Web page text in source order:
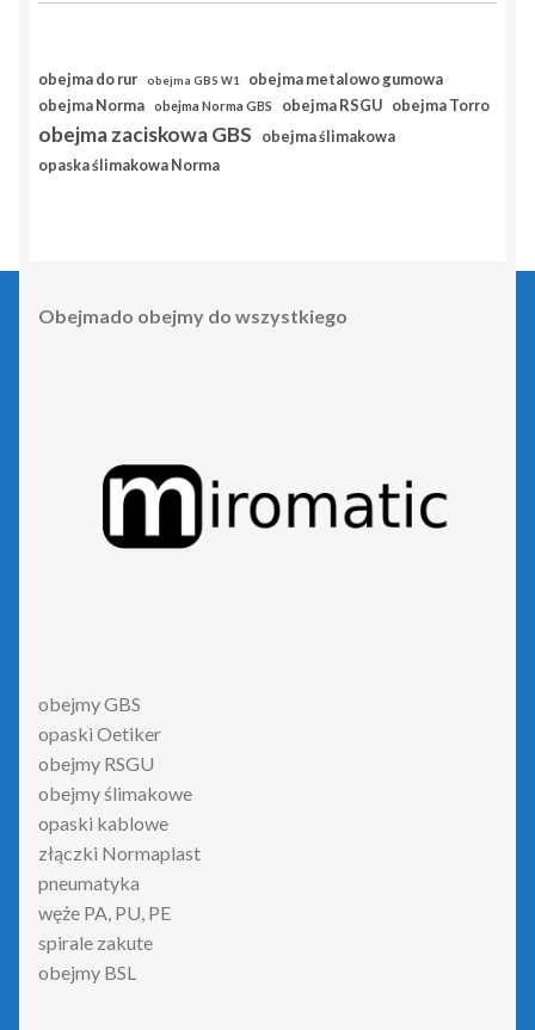
obejma do rur obejma GBS W1 obejma metalowo gumowa
obejma Norma obejma Norma GBS obejma RSGU obejma Torro
obejma zaciskowa GBS
obejma ślimakowa
opaska ślimakowa Norma
Obejmado obejmy do wszystkiego
obejmy GBS
opaski Oetiker
obejmy RSGU
obejmy ślimakowe
opaski kablowe
złączki Normaplast
pneumatyka
węże PA, PU, PE
spirale zakute
obejmy BSL